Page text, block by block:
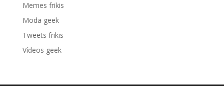
Memes frikis
Moda geek
Tweets frikis
Vídeos geek